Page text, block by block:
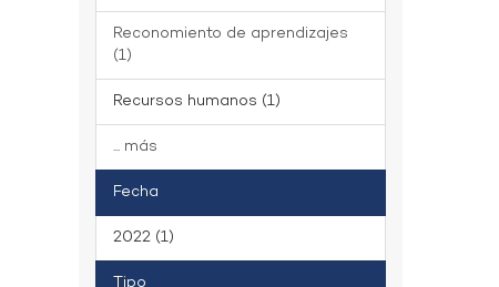
Reconomiento de aprendizajes
(1)
Recursos humanos (1)
... más
Fecha
2022 (1)